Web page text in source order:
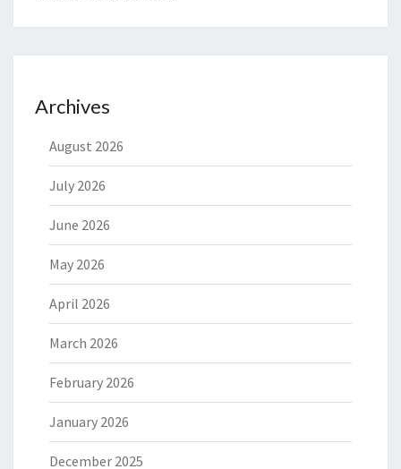
Archives
August 2026
July 2026
June 2026
May 2026
April 2026
March 2026
February 2026
January 2026
December 2025